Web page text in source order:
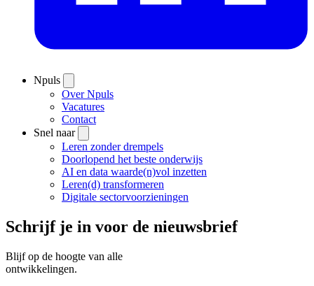
Npuls
Over Npuls
Vacatures
Contact
Snel naar
Leren zonder drempels
Doorlopend het beste onderwijs
AI en data waarde(n)vol inzetten
Leren(d) transformeren
Digitale sectorvoorzieningen
Schrijf je in voor de nieuwsbrief
Blijf op de hoogte van alle
ontwikkelingen.